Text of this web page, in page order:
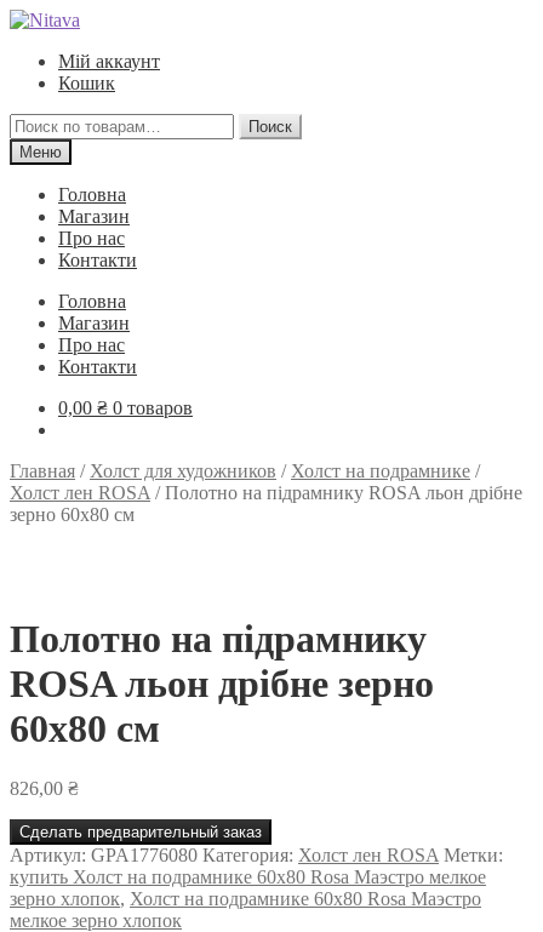
Перейти
навигации
Перейти
содержимому
Мій аккаунт
Кошик
Искать:
Поиск
Меню
Головна
Магазин
Про нас
Контакти
Головна
Магазин
Про нас
Контакти
0,00 ₴ 0 товаров
Главная / Холст для художников / Холст на подрамнике /
Холст лен ROSA /Полотно на підрамнику ROSA льон дрібне
зерно 60х80 см
Полотно на підрамнику
ROSA льон дрібне зерно
60х80 см
826,00 ₴
Сделать предварительный заказ
Артикул: GPA1776080 Категория: Холст лен ROSA Метки:
купить Холст на подрамнике 60х80 Rosa Маэстро мелкое
зерно хлопок, Холст на подрамнике 60х80 Rosa Маэстро
мелкое зерно хлопок